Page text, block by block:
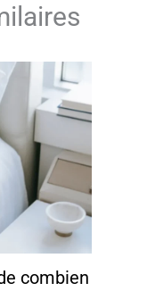
combien